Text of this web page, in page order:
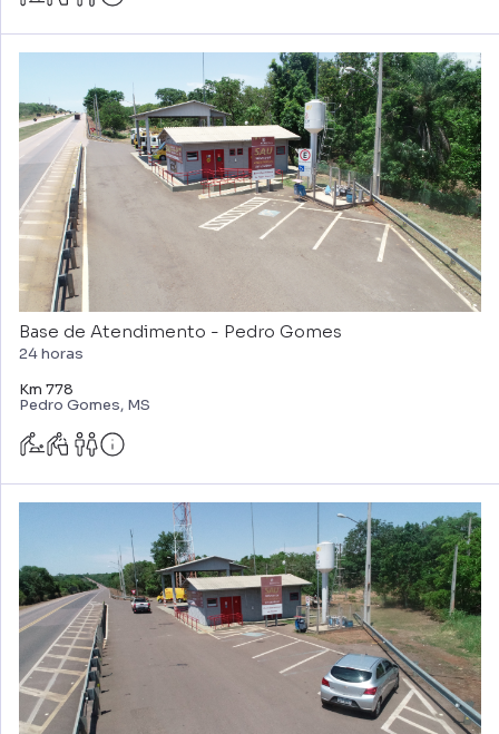
Base de Atendimento - Pedro Gomes
24 horas
Km 778
Pedro Gomes, MS